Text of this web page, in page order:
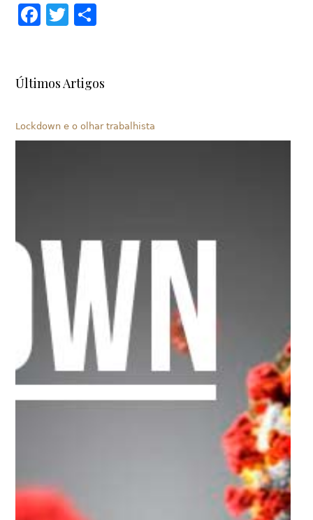
Facebook
Twitter
Últimos Artigos
Lockdown e o olhar trabalhista